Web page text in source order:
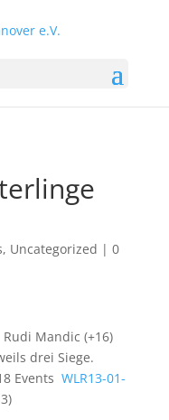
, Uncategorized | 0
Mandic (+16)
drei Siege.
Events WLR13-01-